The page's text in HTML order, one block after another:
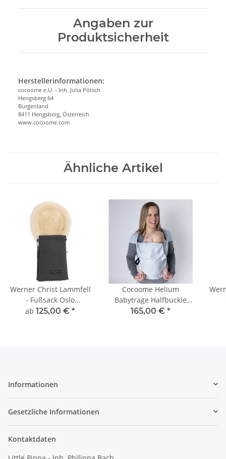
Angaben zur
Produktsicherheit
Herstellerinformationen:
cocoome e.U. - Inh. Julia Pötsch
Hengsberg 64
Burgenland
8411 Hengsberg, Österreich
www.cocoome.com
Ähnliche Artikel
Werner Christ Lammfell
- Fußsack Oslo
Babywanne
ab 125,00 € *
Cocoome Helium
Babytrage Halfbuckle
Wrapconversion
165,00 € *
Informationen
Gesetzliche Informationen
Kontaktdaten